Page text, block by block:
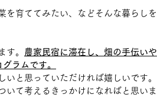
を育ててみたい、などそんな暮らしを
す。
農家民宿に滞在し、畑の手伝いや
ラムです。
と思っていただければ嬉しいです。
いて考えるきっかけになればと思いま